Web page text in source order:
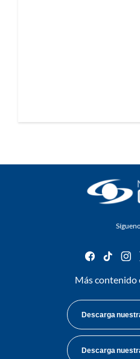
facebook
tiktok
Más contenido
Descarga
Descarga